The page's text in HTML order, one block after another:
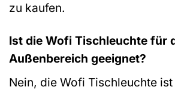
zu kaufen.
Ist die Wofi Tischleuchte für
Außenbereich geeignet?
Nein, die Wofi Tischleuchte